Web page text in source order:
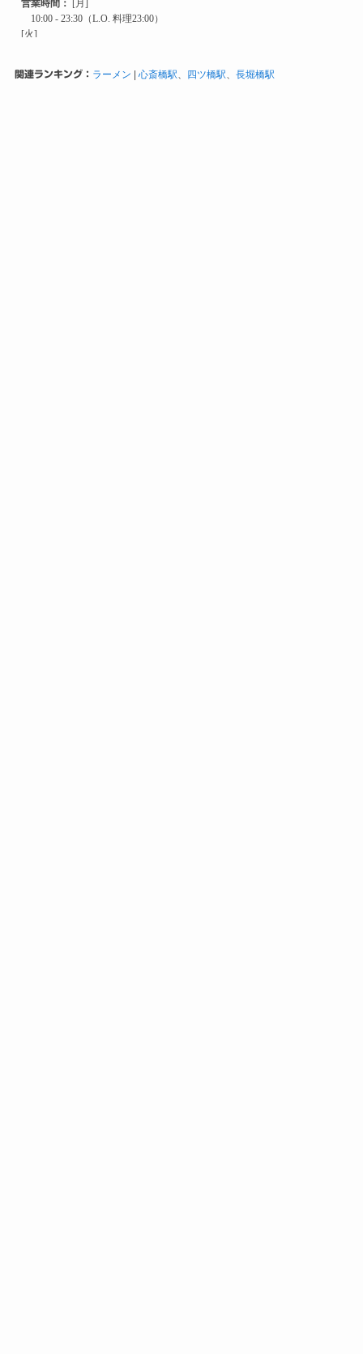
関連ランキング： ラーメン 心斎橋駅、 四ツ橋駅、 長堀橋駅